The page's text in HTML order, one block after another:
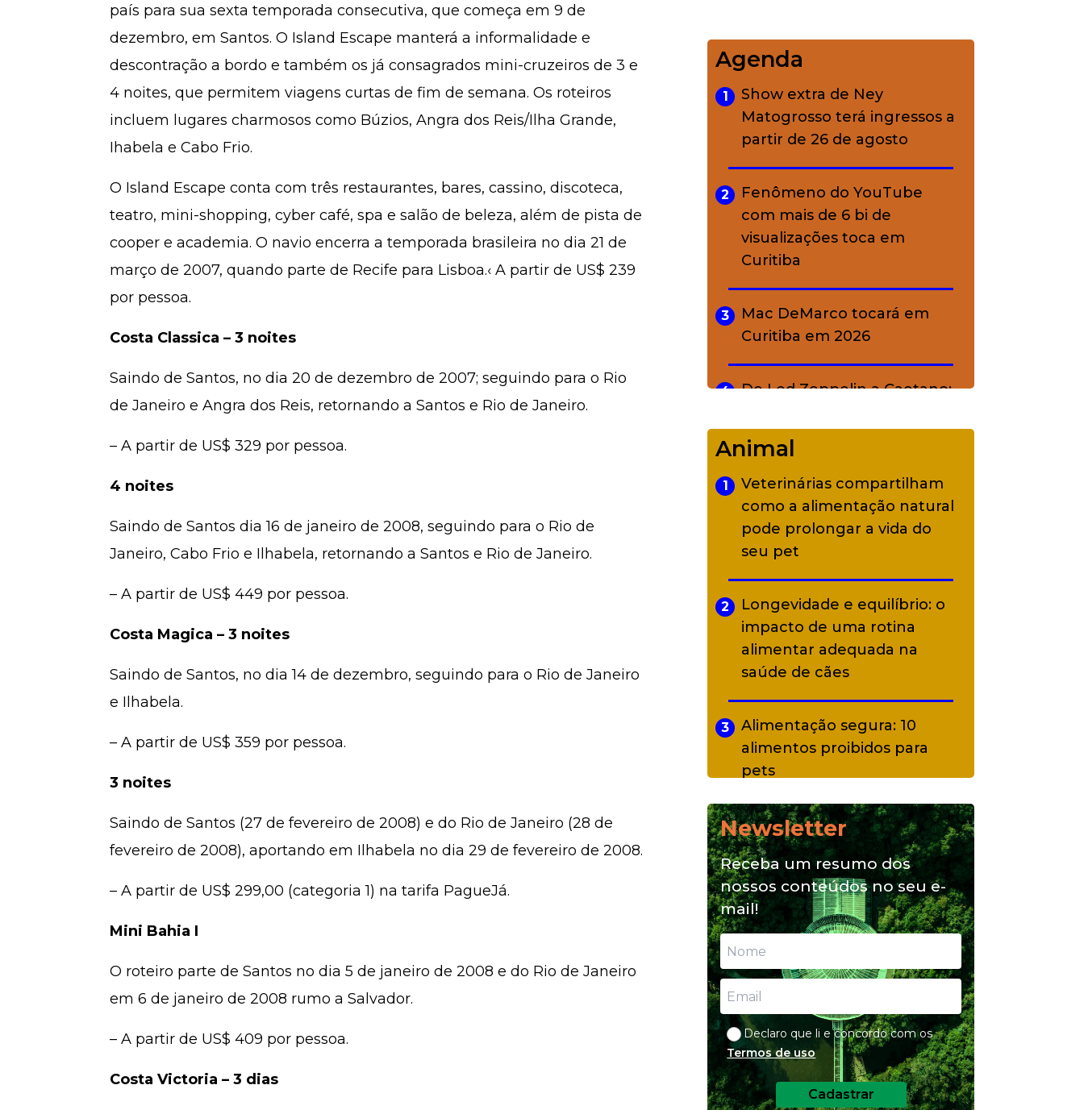
país para sua sexta temporada consecutiva, que começa em 9 de
dezembro, em Santos. O Island Escape manterá a informalidade e
descontração a bordo e também os já consagrados mini-cruzeiros de 3 e
4 noites, que permitem viagens curtas de fim de semana. Os roteiros
incluem lugares charmosos como Búzios, Angra dos Reis/Ilha Grande,
Ihabela e Cabo Frio.
O Island Escape conta com três restaurantes, bares, cassino, discoteca,
teatro, mini-shopping, cyber café, spa e salão de beleza, além de pista de
cooper e academia. O navio encerra a temporada brasileira no dia 21 de
março de 2007, quando parte de Recife para Lisboa.‹ A partir de US$ 239
por pessoa.
Costa Classica – 3 noites
Saindo de Santos, no dia 20 de dezembro de 2007; seguindo para o Rio
de Janeiro e Angra dos Reis, retornando a Santos e Rio de Janeiro.
– A partir de US$ 329 por pessoa.
4 noites
Saindo de Santos dia 16 de janeiro de 2008, seguindo para o Rio de
Janeiro, Cabo Frio e Ilhabela, retornando a Santos e Rio de Janeiro.
– A partir de US$ 449 por pessoa.
Costa Magica – 3 noites
Saindo de Santos, no dia 14 de dezembro, seguindo para o Rio de Janeiro
e Ilhabela.
– A partir de US$ 359 por pessoa.
3 noites
Saindo de Santos (27 de fevereiro de 2008) e do Rio de Janeiro (28 de
fevereiro de 2008), aportando em Ilhabela no dia 29 de fevereiro de 2008.
– A partir de US$ 299,00 (categoria 1) na tarifa PagueJá.
Mini Bahia I
O roteiro parte de Santos no dia 5 de janeiro de 2008 e do Rio de Janeiro
em 6 de janeiro de 2008 rumo a Salvador.
– A partir de US$ 409 por pessoa.
Costa Victoria – 3 dias
charme rústico que
conquistou o luxo
A ciência por trás da
skincare: a função de cada
ativo
Agenda
1
Show extra de Ney
Matogrosso terá ingressos a
partir de 26 de agosto
2
Fenômeno do YouTube
com mais de 6 bi de
visualizações toca em
Curitiba
3
Mac DeMarco tocará em
Curitiba em 2026
4
De Led Zeppelin a Caetano:
diverso a partir de R$ 17
5
Adriana Calcanhotto retoma
alter ego infantil para show
em Curitiba
Animal
1
Veterinárias compartilham
como a alimentação natural
pode prolongar a vida do
seu pet
2
Longevidade e equilíbrio: o
impacto de uma rotina
alimentar adequada na
saúde de cães
3
Alimentação segura: 10
alimentos proibidos para
pets
4
Alimentação natural e mix
feeding: conheça essas
opções para nutrição do seu
pet
Newsletter
Receba um resumo dos
nossos conteúdos no seu e-
mail!
Declaro que li e concordo com os
Termos de uso
Cadastrar